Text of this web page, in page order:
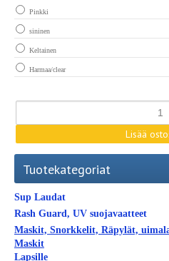
Pinkki
sininen
Keltainen
Harmaa/clear
Tuotekategoriat
Sup Laudat
Rash Guard, UV suojavaatteet
Maskit, Snorkkelit, Räpylät,
Maskit
Lapsille